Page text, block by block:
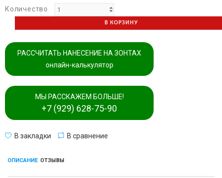
Количество
В КОРЗИНУ
РАССЧИТАТЬ НАНЕСЕНИЕ НА ЗОНТАХ
онлайн-калькулятор
МЫ РАССКАЖЕМ БОЛЬШЕ!
+7 (929) 628-75-90
В закладки В сравнение
ОПИСАНИЕ ОТЗЫВЫ